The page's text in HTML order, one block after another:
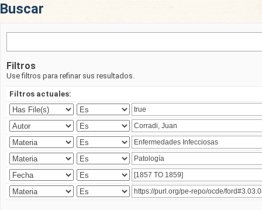
Buscar
Filtros
Use filtros para refinar sus resultados.
Filtros actuales: